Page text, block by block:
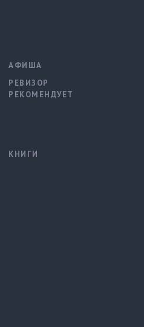
АФИША
РЕВИЗОР
РЕКОМЕНДУЕТ
КНИГИ